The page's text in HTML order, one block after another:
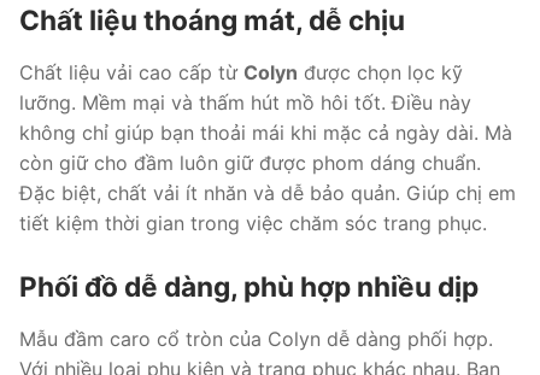
Chất liệu thoáng mát, dễ chịu
Chất liệu vải cao cấp từ Colyn được chọn lọc kỹ
lưỡng. Mềm mại và thấm hút mồ hôi tốt. Điều này
không chỉ giúp bạn thoải mái khi mặc cả ngày dài. Mà
còn giữ cho đầm luôn giữ được phom dáng chuẩn.
Đặc biệt, chất vải ít nhăn và dễ bảo quản. Giúp chị em
tiết kiệm thời gian trong việc chăm sóc trang phục.
Phối đồ dễ dàng, phù hợp nhiều dịp
Mẫu đầm caro cổ tròn của Colyn dễ dàng phối hợp.
Với nhiều loại phụ kiện và trang phục khác nhau. Bạn